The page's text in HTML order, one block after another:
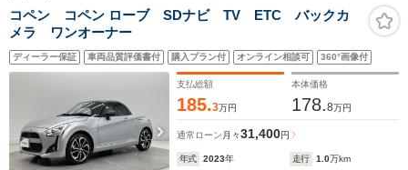
コペン コペン ローブ SDナビ TV ETC バックカ
メラ ワンオーナー
ディーラー保証 車両品質評価書付 購入プラン付 オンライン相談可 360°画像付
支払総額
185.3万円
本体価格
178.8万円
通常ローン 月々31,400円
年式 2023年 走行 1.0万km